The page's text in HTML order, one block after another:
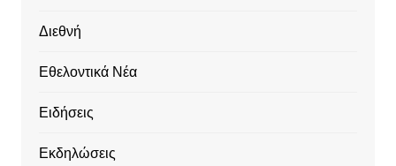
Διεθνή
Εθελοντικά Νέα
Ειδήσεις
Εκδηλώσεις